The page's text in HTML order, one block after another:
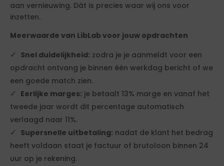
aan vernieuwing. Dát is precies waar wij ons voor
inzetten.
Meerwaarde van LibLab voor jouw opdrachten
Snel duidelijkheid: zodra je je aanmeldt voor een
opdracht ontvang je binnen één werkdag bericht of we
een goede match zien.
Eerlijke marges: je betaalt 13% marge en vanaf het
tweede jaar wordt dit percentage automatisch
verlaagd naar 11%.
Supersnelle uitbetaling: nadat de klant het bedrag
heeft voldaan staat je factuur of brutoloon binnen 24
uur op je rekening.